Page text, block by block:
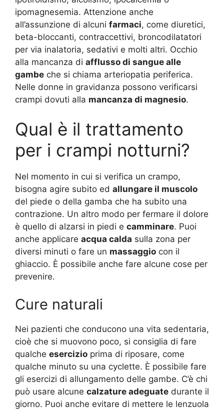
ipomagnesemia. Attenzione anche
all’assunzione di alcuni farmaci, come diuretici,
beta-bloccanti, contraccettivi, broncodilatatori
per via inalatoria, sedativi e molti altri. Occhio
alla mancanza di afflusso di sangue alle
gambe che si chiama arteriopatia periferica.
Nelle donne in gravidanza possono verificarsi
crampi dovuti alla mancanza di magnesio.
Qual è il trattamento
per i crampi notturni?
Nel momento in cui si verifica un crampo,
bisogna agire subito ed allungare il muscolo
del piede o della gamba che ha subito una
contrazione. Un altro modo per fermare il dolore
è quello di alzarsi in piedi e camminare. Puoi
anche applicare acqua calda sulla zona per
diversi minuti o fare un massaggio con il
ghiaccio. È possibile anche fare alcune cose per
prevenire.
Cure naturali
Nei pazienti che conducono una vita sedentaria,
cioè che si muovono poco, si consiglia di fare
qualche esercizio prima di riposare, come
qualche minuto su una cyclette. È possibile fare
gli esercizi di allungamento delle gambe. C’è chi
può usare alcune calzature adeguate durante il
giorno. Puoi anche evitare di mettere le lenzuola